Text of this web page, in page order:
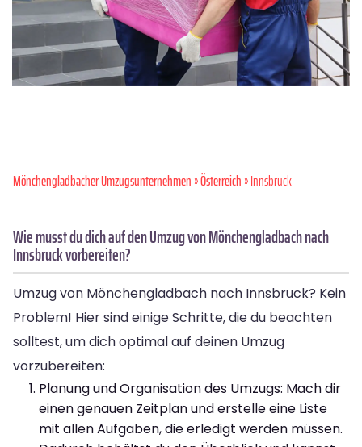
Mönchen­gladbacher Umzugsunternehmen»Österreich» Innsbruck
Wie musst du dich auf den Umzug von Mönchengladbach nach
Innsbruck vorbereiten?
Umzug von Mönchengladbach nach Innsbruck? Kein
Problem! Hier sind einige Schritte, die du beachten
solltest, um dich optimal auf deinen Umzug
vorzubereiten:
Planung und Organisation des Umzugs: Mach dir
einen genauen Zeitplan und erstelle eine Liste
mit allen Aufgaben, die erledigt werden müssen.